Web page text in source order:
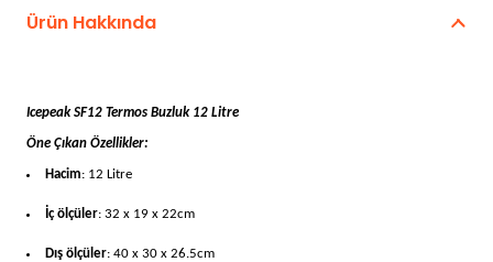
Buzluk
adet
Ürün Hakkında
Icepeak SF12 Termos Buzluk 12 Litre
Öne Çıkan Özellikler:
Hacim: 12 Litre
İç ölçüler: 32 x 19 x 22cm
Dış ölçüler: 40 x 30 x 26.5cm